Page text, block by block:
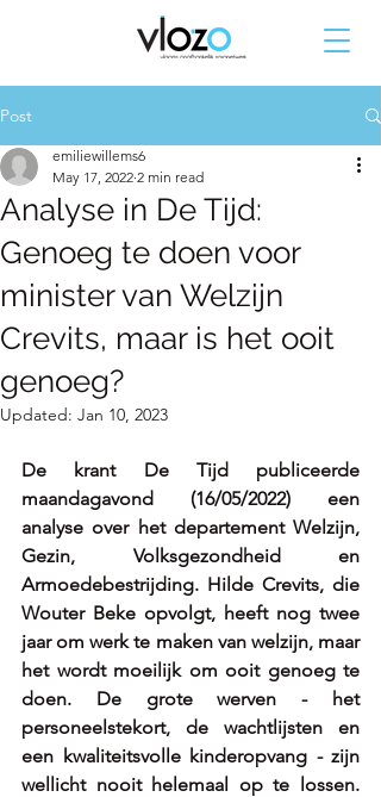
Post
Analyse in De Tijd:
Genoeg te doen voor
minister van Welzijn
Crevits, maar is het ooit
genoeg?
emiliewillems6
May 17, 2022 2 min read
Updated: Jan 10, 2023
De krant De Tijd publiceerde
maandagavond (16/05/2022) een
analyse over het departement Welzijn,
Gezin, Volksgezondheid en
Armoedebestrijding. Hilde Crevits, die
Wouter Beke opvolgt, heeft nog twee
jaar om werk te maken van welzijn, maar
het wordt moeilijk om ooit genoeg te
doen. De grote werven - het
personeelstekort, de wachtlijsten en
een kwaliteitsvolle kinderopvang - zijn
wellicht nooit helemaal op te lossen.